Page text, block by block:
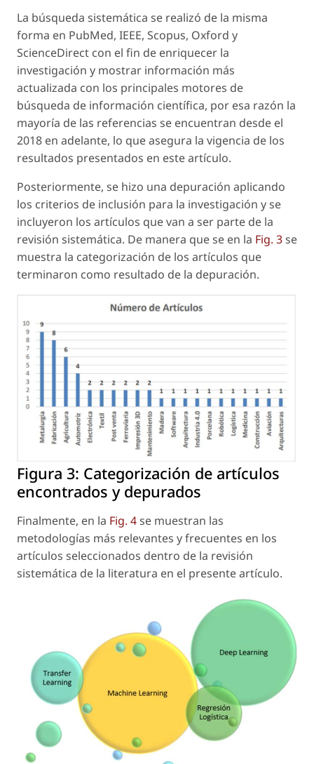
La búsqueda sistemática se realizó de la misma
forma en PubMed, IEEE, Scopus, Oxford y
ScienceDirect con el fin de enriquecer la
investigación y mostrar información más
actualizada con los principales motores de
búsqueda de información científica, por esa razón la
mayoría de las referencias se encuentran desde el
2018 en adelante, lo que asegura la vigencia de los
resultados presentados en este artículo.
Posteriormente, se hizo una depuración aplicando
los criterios de inclusión para la investigación y se
incluyeron los artículos que van a ser parte de la
revisión sistemática. De manera que se en la Fig. 3se
muestra la categorización de los artículos que
terminaron como resultado de la depuración.
Figura 3: Categorización de artículos
encontrados y depurados
Finalmente, en la Fig. 4se muestran las
metodologías más relevantes y frecuentes en los
artículos seleccionados dentro de la revisión
sistemática de la literatura en el presente artículo.